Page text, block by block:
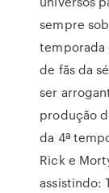
sempre
temporada
de fãs da
ser
produção
da 4ª
Rick e
assistindo: